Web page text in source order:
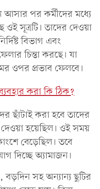
আসার পর কর্মীদের মধ্যে
সূত্রটি। তাদের দেওয়া
বিভাগ এবং
চিন্তা করছে। যা
ওপর প্রভাব ফেলবে।
করা কি ঠিক?
ছাঁটাই করা হবে তাদের
হয়েছিল। ওই সময়
বেড়েছিল। তবে
দিচ্ছে অ্যামাজন।
সহ অন্যান্য ছুটির